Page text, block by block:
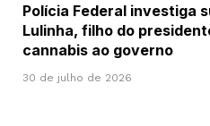
Polícia Federal investiga
Lulinha, filho do
cannabis ao governo
30 de julho de 2026